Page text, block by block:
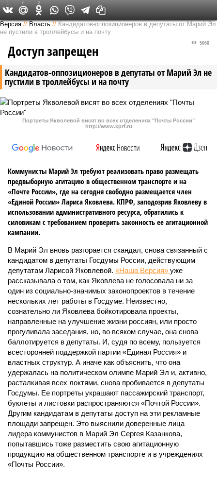
Версия в Чувашии
Версия //Власть //Кандидатов-оппозиционеров в депутаты от Марий Эл
не пустили в троллейбусы и на почту
Кандидатов-оппозиционеров в депутаты от Марий Эл не
пустили в троллейбусы и на почту
5068
Доступ запрещен
Портреты Якволевой висят во всех отделениях "Почты России"
http://www.kprf.ru
Коммунисты Марий Эл требуют реализовать право размещать
предвыборную агитацию в общественном транспорте и на
«Почте России», где на сегодня свободно размещается член
«Единой России» Лариса Яковлева. КПРФ, заподозрив Яковлеву в
использовании административного ресурса, обратились к
силовикам с требованием проверить законность ее агитационной
кампании.
В Марий Эл вновь разгорается скандал, снова связанный с
кандидатом в депутаты Госдумы России, действующим
депутатам Ларисой Яковлевой. «Наша Версия» уже
рассказывала о том, как Яковлева не голосовала ни за
один из социально-значимых законопроектов в течение
нескольких лет работы в Госдуме. Неизвестно,
сознательно ли Яковлева бойкотировала проекты,
направленные на улучшение жизни россиян, или просто
прогуливала заседания, но, во всяком случае, она снова
баллотируется в депутаты. И, судя по всему, пользуется
всесторонней поддержкой партии «Единая Россия» и
властных структур. А иначе как объяснить, что она
удержалась на политическом олимпе Марий Эл и, активно,
расталкивая всех локтями, снова пробивается в депутаты
Госдумы. Ее портреты украшают пассажирский транспорт,
буклеты и листовки распространяются «Почтой России».
Другим кандидатам в депутаты доступ на эти рекламные
площади запрещен. Это выяснили доверенные лица
лидера коммунистов в Марий Эл Сергея Казанкова,
попытавшись тоже разместить свою агитационную
продукцию на общественном транспорте и в учреждениях
«Почты России».
1 0 2